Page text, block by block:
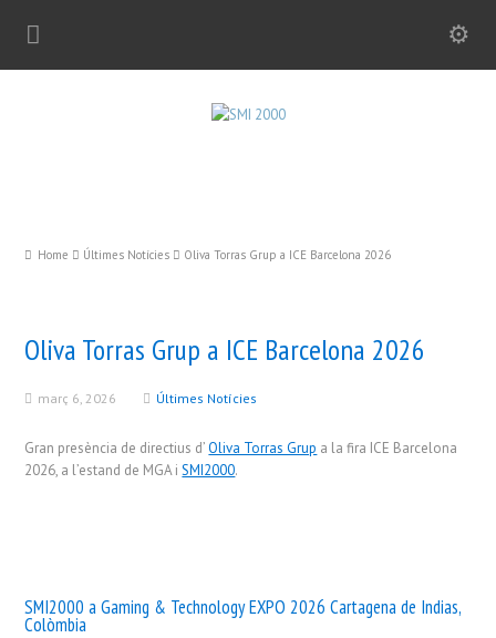
Home Últimes Notícies Oliva Torras Grup a ICE Barcelona 2026
Oliva Torras Grup a ICE Barcelona 2026
març 6, 2026 Últimes Notícies
Gran presència de directius d’Oliva Torras Grup a la fira ICE Barcelona
2026, a l’estand de MGA iSMI2000.
SMI2000 a Gaming & Technology EXPO 2026 Cartagena de Indias,
Colòmbia